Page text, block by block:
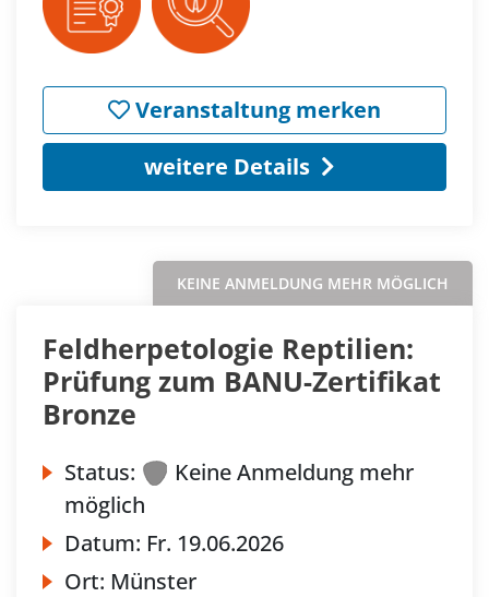
Veranstaltung merken
weitere Details
KEINE ANMELDUNG MEHR MÖGLICH
Feldherpetologie Reptilien:
Prüfung zum BANU-Zertifikat
Bronze
Status:
Keine Anmeldung mehr
möglich
Datum: Fr. 19.06.2026
Ort: Münster